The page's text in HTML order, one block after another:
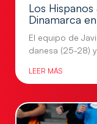
Los
Dinamarca
El equipo de
danesa (25-28)
LEER MÁS